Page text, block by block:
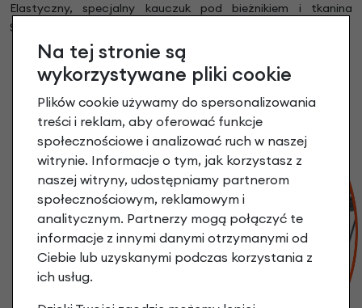
Elastyczny, specjalny kauczuk pod bieżnikiem i tkanina
SnakeSkin na ściankach bocznych.
Na tej stronie są
wykorzystywane pliki cookie
Plików cookie używamy do spersonalizowania
treści i reklam, aby oferować funkcje
społecznościowe i analizować ruch w naszej
witrynie. Informacje o tym, jak korzystasz z
naszej witryny, udostępniamy partnerom
społecznościowym, reklamowym i
analitycznym. Partnerzy mogą połączyć te
informacje z innymi danymi otrzymanymi od
Ciebie lub uzyskanymi podczas korzystania z
ich usług.